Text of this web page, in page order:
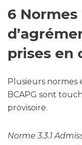
6
prises en
Plusieurs normes
BCAPG sont
provisoire.
Norme 3.3.1